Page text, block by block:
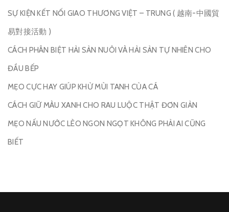
SỰ KIỆN KẾT NỐI GIAO THƯƠNG VIỆT – TRUNG ( 越南-中國貿
易對接活動 )
CÁCH PHÂN BIỆT HẢI SẢN NUÔI VÀ HẢI SẢN TỰ NHIÊN CHO
ĐẦU BẾP
MẸO CỰC HAY GIÚP KHỬ MÙI TANH CỦA CÁ
CÁCH GIỮ MÀU XANH CHO RAU LUỘC THẬT ĐƠN GIẢN
MẸO NẤU NƯỚC LÈO NGON NGỌT KHÔNG PHẢI AI CŨNG
BIẾT